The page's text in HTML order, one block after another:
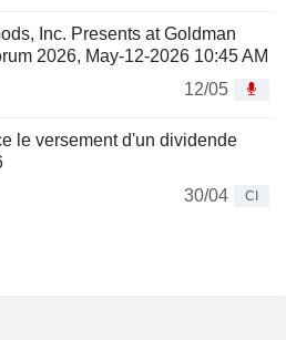
Inc. Presents at Goldman
2026, May-12-2026 10:45 AM
12/05
le versement d'un dividende
30/04
CI